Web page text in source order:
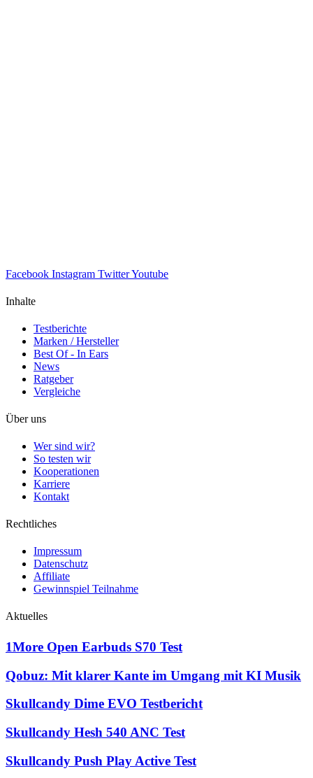
Facebook Instagram TwitterYoutube
Inhalte
Testberichte
Marken / Hersteller
Best Of - In Ears
News
Ratgeber
Vergleiche
Über uns
Wer sind wir?
So testen wir
Kooperationen
Karriere
Kontakt
Rechtliches
Impressum
Datenschutz
Affiliate
Gewinnspiel Teilnahme
Aktuelles
1More Open Earbuds S70 Test
Qobuz: Mit klarer Kante im Umgang mit KI Musik
Skullcandy Dime EVO Testbericht
Skullcandy Hesh 540 ANC Test
Skullcandy Push Play Active Test